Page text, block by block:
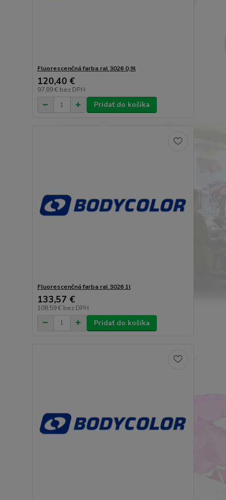
Fluorescenčná farba ral 3026 0,9l
120,40 €
97,89 € bez DPH
Pridať do košíka
Fluorescenčná farba ral 3026 1l
133,57 €
108,59 € bez DPH
Pridať do košíka